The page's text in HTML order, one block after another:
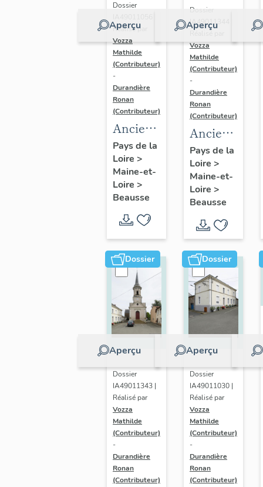
Aperçu
Dossier
Réalisé par
Vozza
Mathilde
(Contributeur)
-
Durandière
Ronan
(Contributeur)
Ancien
presbytère,
actuellement
bibliothèque
et
maison
commune
de
loisirs
Pays de la
Loire >
Maine-et-
Loire >
Beausse
Aperçu
Dossier
IA49011344 |
Vozza
Mathilde
(Contributeur)
-
Durandière
Ronan
(Contributeur)
Ancien
moulin
à farine
puis
ferme
de
l'Épinay
Pays de la
Loire >
Maine-et-
Loire >
Beausse
Dossier
Aperçu
Dossier
IA49011343 |
Réalisé par
Vozza
Mathilde
(Contributeur)
-
Durandière
Ronan
(Contributeur)
Dossier
Aperçu
Dossier
IA49011030 |
Réalisé par
Vozza
Mathilde
(Contributeur)
-
Durandière
Ronan
(Contributeur)